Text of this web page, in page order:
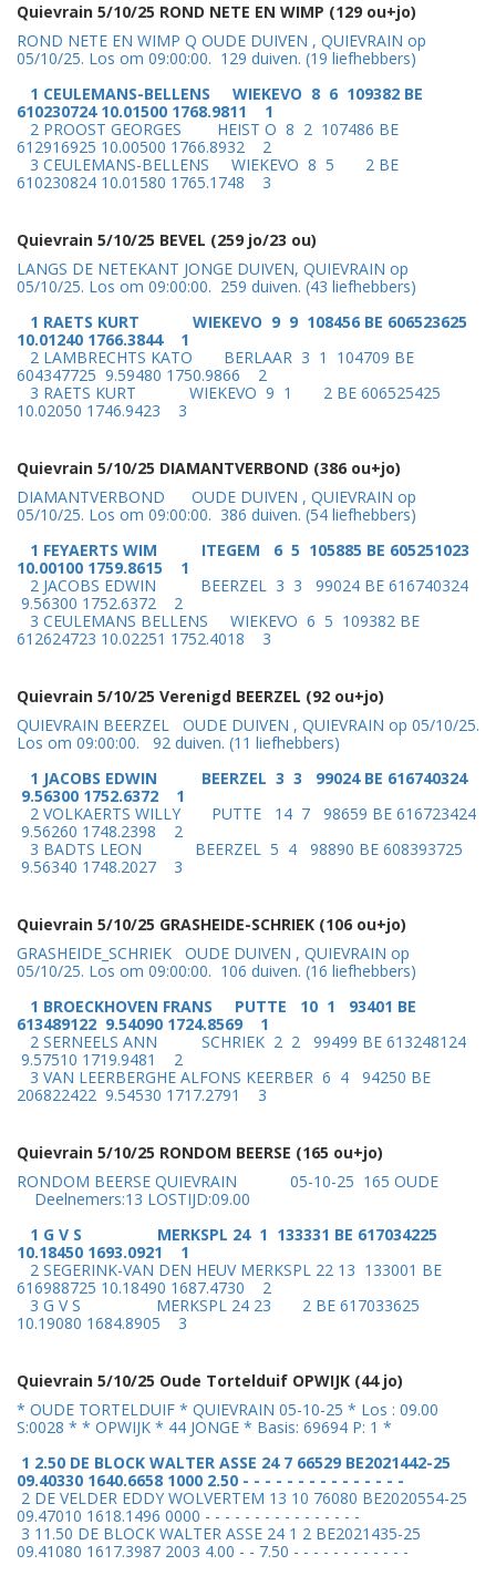
Quievrain 5/10/25 ROND NETE EN WIMP (129 ou+jo)
ROND NETE EN WIMP Q OUDE DUIVEN , QUIEVRAIN op
05/10/25. Los om 09:00:00. 129 duiven. (19 liefhebbers)
1 CEULEMANS-BELLENS WIEKEVO 8 6 109382 BE
610230724 10.01500 1768.9811 1
2 PROOST GEORGES HEIST O 8 2 107486 BE
612916925 10.00500 1766.8932 2
3 CEULEMANS-BELLENS WIEKEVO 8 5 2 BE
610230824 10.01580 1765.1748 3
Quievrain 5/10/25 BEVEL (259 jo/23 ou)
LANGS DE NETEKANT JONGE DUIVEN, QUIEVRAIN op
05/10/25. Los om 09:00:00. 259 duiven. (43 liefhebbers)
1 RAETS KURT WIEKEVO 9 9 108456 BE 606523625
10.01240 1766.3844 1
2 LAMBRECHTS KATO BERLAAR 3 1 104709 BE
604347725 9.59480 1750.9866 2
3 RAETS KURT WIEKEVO 9 1 2 BE 606525425
10.02050 1746.9423 3
Quievrain 5/10/25 DIAMANTVERBOND (386 ou+jo)
DIAMANTVERBOND OUDE DUIVEN , QUIEVRAIN op
05/10/25. Los om 09:00:00. 386 duiven. (54 liefhebbers)
1 FEYAERTS WIM ITEGEM 6 5 105885 BE 605251023
10.00100 1759.8615 1
2 JACOBS EDWIN BEERZEL 3 3 99024 BE 616740324
9.56300 1752.6372 2
3 CEULEMANS BELLENS WIEKEVO 6 5 109382 BE
612624723 10.02251 1752.4018 3
Quievrain 5/10/25 Verenigd BEERZEL (92 ou+jo)
QUIEVRAIN BEERZEL OUDE DUIVEN , QUIEVRAIN op 05/10/25.
Los om 09:00:00. 92 duiven. (11 liefhebbers)
1 JACOBS EDWIN BEERZEL 3 3 99024 BE 616740324
9.56300 1752.6372 1
2 VOLKAERTS WILLY PUTTE 14 7 98659 BE 616723424
9.56260 1748.2398 2
3 BADTS LEON BEERZEL 5 4 98890 BE 608393725
9.56340 1748.2027 3
Quievrain 5/10/25 GRASHEIDE-SCHRIEK (106 ou+jo)
GRASHEIDE_SCHRIEK OUDE DUIVEN , QUIEVRAIN op
05/10/25. Los om 09:00:00. 106 duiven. (16 liefhebbers)
1 BROECKHOVEN FRANS PUTTE 10 1 93401 BE
613489122 9.54090 1724.8569 1
2 SERNEELS ANN SCHRIEK 2 2 99499 BE 613248124
9.57510 1719.9481 2
3 VAN LEERBERGHE ALFONS KEERBER 6 4 94250 BE
206822422 9.54530 1717.2791 3
Quievrain 5/10/25 RONDOM BEERSE (165 ou+jo)
RONDOM BEERSE QUIEVRAIN 05-10-25 165 OUDE
Deelnemers:13 LOSTIJD:09.00
1 G V S MERKSPL 24 1 133331 BE 617034225
10.18450 1693.0921 1
2 SEGERINK-VAN DEN HEUV MERKSPL 22 13 133001 BE
616988725 10.18490 1687.4730 2
3 G V S MERKSPL 24 23 2 BE 617033625
10.19080 1684.8905 3
Quievrain 5/10/25 Oude Tortelduif OPWIJK (44 jo)
* OUDE TORTELDUIF * QUIEVRAIN 05-10-25 * Los : 09.00
S:0028 * * OPWIJK * 44 JONGE * Basis: 69694 P: 1 *
1 2.50 DE BLOCK WALTER ASSE 24 7 66529 BE2021442-25
09.40330 1640.6658 1000 2.50 - - - - - - - - - - - - - - -
2 DE VELDER EDDY WOLVERTEM 13 10 76080 BE2020554-25
09.47010 1618.1496 0000 - - - - - - - - - - - - - - - -
3 11.50 DE BLOCK WALTER ASSE 24 1 2 BE2021435-25
09.41080 1617.3987 2003 4.00 - - 7.50 - - - - - - - - - - - -